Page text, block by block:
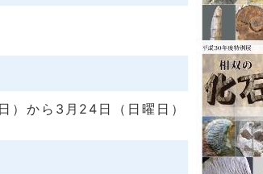
）から3月24日（日曜日）